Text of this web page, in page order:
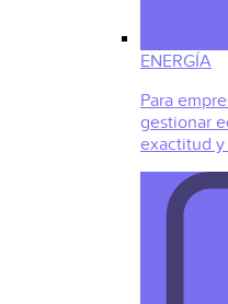
ENERGÍA
Para
gestionar
exactitud